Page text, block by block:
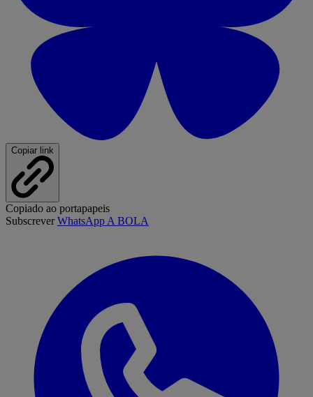
Copiar link
Copiado ao portapapeis
SubscreverWhatsApp A BOLA